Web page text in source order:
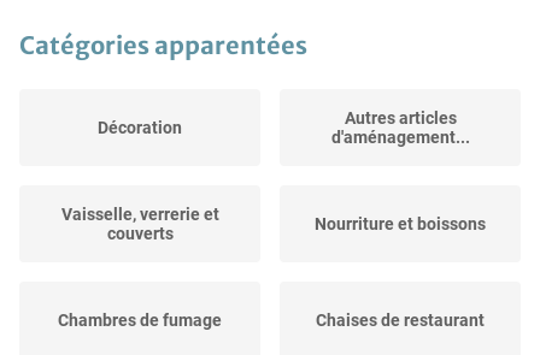
Catégories apparentées
Décoration
Autres articles
d'aménagement...
Vaisselle, verrerie et
couverts
Nourriture et boissons
Chambres de fumage Chaises de restaurant